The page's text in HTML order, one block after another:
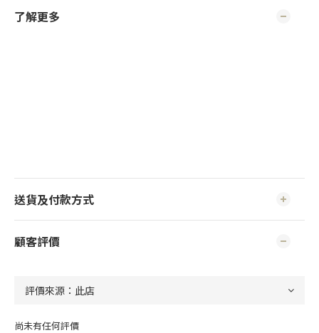
了解更多
送貨及付款方式
顧客評價
尚未有任何評價